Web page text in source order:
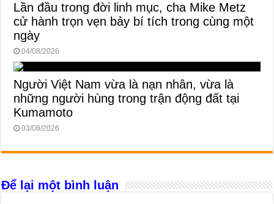
Lần đầu trong đời linh mục, cha Mike Metz
cử hành trọn vẹn bảy bí tích trong cùng một
ngày
04/08/2026
Người Việt Nam vừa là nạn nhân, vừa là
những người hùng trong trận động đất tại
Kumamoto
03/08/2026
Để lại một bình luận